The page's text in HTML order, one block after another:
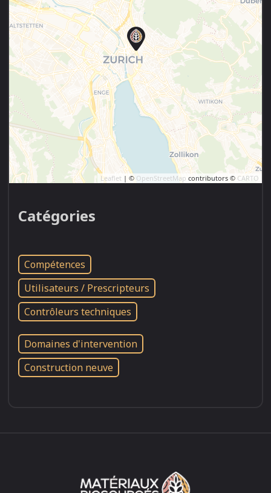
Leaflet | © OpenStreetMap contributors © CARTO
Catégories
Compétences
Utilisateurs / Prescripteurs
Contrôleurs techniques
Domaines d'intervention
Construction neuve